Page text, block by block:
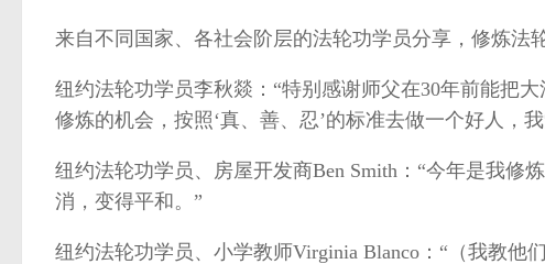
来自不同国家、各社会阶层的法轮功学员分享，修炼法
纽约法轮功学员李秋燚：“特别感谢师父在30年前能把
修炼的机会，按照‘真、善、忍’的标准去做一个好人，
纽约法轮功学员、房屋开发商Ben Smith：“今年是我修
消，变得平和。”
纽约法轮功学员、小学教师Virginia Blanco：“（我教